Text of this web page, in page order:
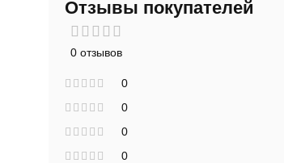
Отзывы покупателей
0 отзывов
0
0
0
0